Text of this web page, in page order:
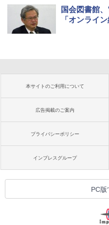
国会図書館
「オンライ
本サイトのご利用について
広告掲載のご案内
プライバシーポリシー
インプレスグループ
PC版